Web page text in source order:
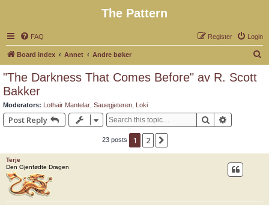
The Pattern
FAQ Login
Register
Board index Annet Andre bøker
"The Darkness That Comes Before" av R. Scott
Bakker
Moderators: Lothair Mantelar Sauegjeteren Loki
Post Reply Search
23 posts 1 2
Terje
Den Gjenfødte Dragen